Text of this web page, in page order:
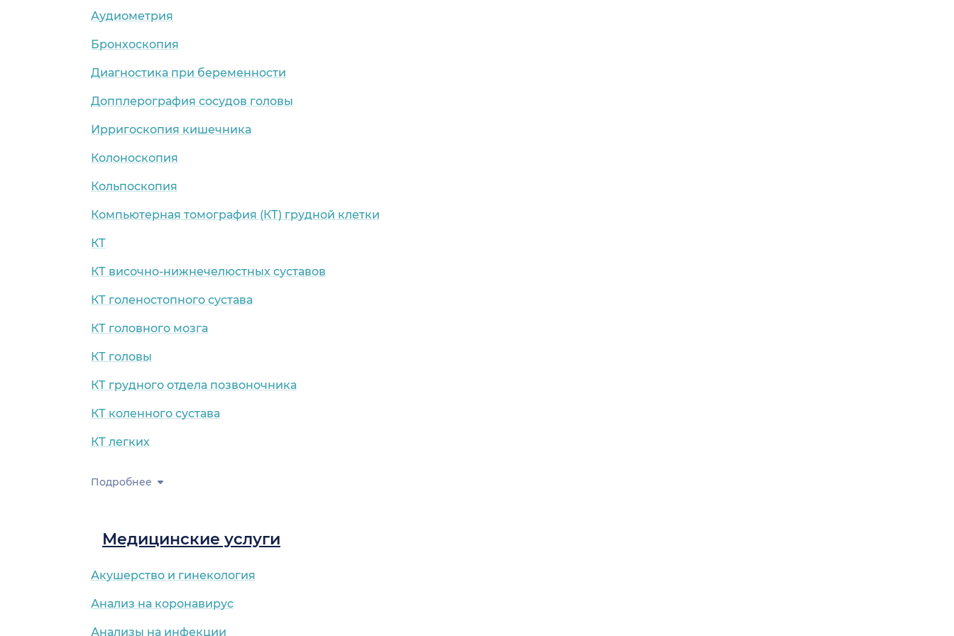
Аудиометрия
Бронхоскопия
Диагностика при беременности
Допплерография сосудов головы
Ирригоскопия кишечника
Колоноскопия
Кольпоскопия
Компьютерная томография (КТ) грудной клетки
КТ
КТ височно-нижнечелюстных суставов
КТ голеностопного сустава
КТ головного мозга
КТ головы
КТ грудного отдела позвоночника
КТ коленного сустава
КТ легких
Подробнее
Медицинские услуги
Акушерство и гинекология
Анализ на коронавирус
Анализы на инфекции